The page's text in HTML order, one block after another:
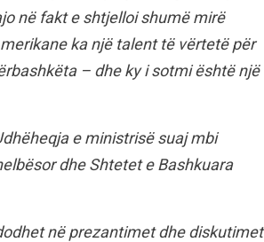
në fakt e shtjelloi shumë mirë
ka një talent të vërtetë për
– dhe ky i sotmi është një
e ministrisë suaj mbi
dhe Shtetet e Bashkuara
në prezantimet dhe diskutimet